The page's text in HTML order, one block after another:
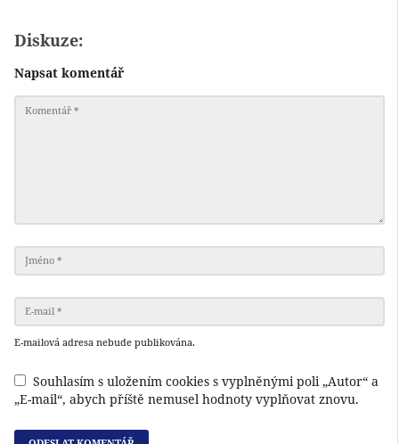
Diskuze:
Napsat komentář
E-mailová adresa nebude publikována.
Souhlasím s uložením cookies s vyplněnými poli „Autor“ a
„E-mail“, abych příště nemusel hodnoty vyplňovat znovu.